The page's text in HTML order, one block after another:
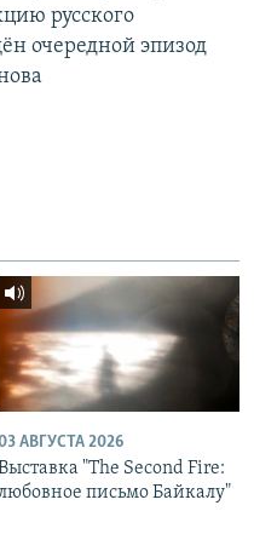
русского
очередной эпизод
АВГУСТА 2026
"The Second Fire:
письмо Байкалу"